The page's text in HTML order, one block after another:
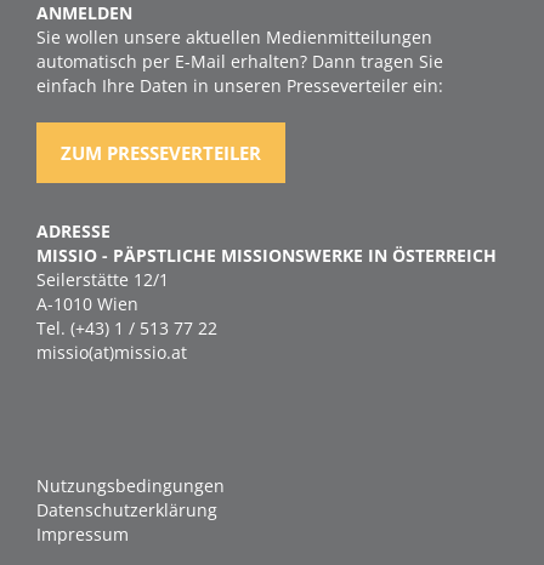
ANMELDEN
Sie wollen unsere aktuellen Medienmitteilungen
automatisch per E-Mail erhalten? Dann tragen Sie
einfach Ihre Daten in unseren Presseverteiler ein:
ZUM PRESSEVERTEILER
ADRESSE
MISSIO - PÄPSTLICHE MISSIONSWERKE IN ÖSTERREICH
Seilerstätte 12/1
A-1010 Wien
Tel. (+43) 1 / 513 77 22
missio(at)missio.at
Nutzungsbedingungen
Datenschutzerklärung
Impressum